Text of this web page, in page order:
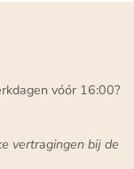
vóór 16:00?
vertragingen bij de